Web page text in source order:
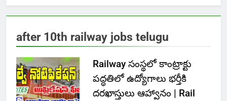
after 10th railway jobs telugu
Railway సంస్థలో కాంట్రాక్టు
పద్ధతిలో ఉద్యోగాలు భర్తీకి
దరఖాస్తులు ఆహ్వానం | Rail